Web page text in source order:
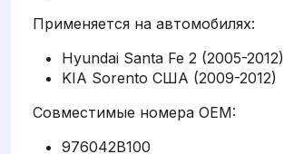
Применяется на автомобилях:
Hyundai Santa Fe 2 (2005-2012)
KIA Sorento США (2009-2012)
Совместимые номера OEM:
976042B100